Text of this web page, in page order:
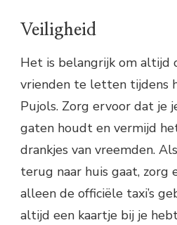
Veiligheid
Het is belangrijk om altijd
vrienden te letten tijdens
Pujols. Zorg ervoor dat je
gaten houdt en vermijd
drankjes van vreemden.
terug naar huis gaat, zorg
alleen de officiële taxi’s
altijd een kaartje bij je